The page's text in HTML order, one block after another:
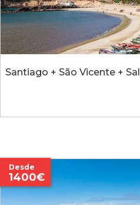
Santiago + São Vicente + Sal
Desde
1400€